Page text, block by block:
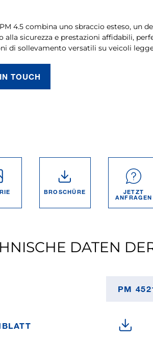
4.5 combina uno sbraccio esteso, un
alla sicurezza e prestazioni affidabili,
di sollevamento versatili su veicoli
TOUCH
BROSCHÜRE JETZT
ANFRAGEN
DATEN
PM